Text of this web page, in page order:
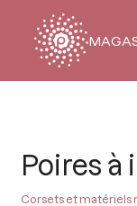
Poires à
Corsets et matériels